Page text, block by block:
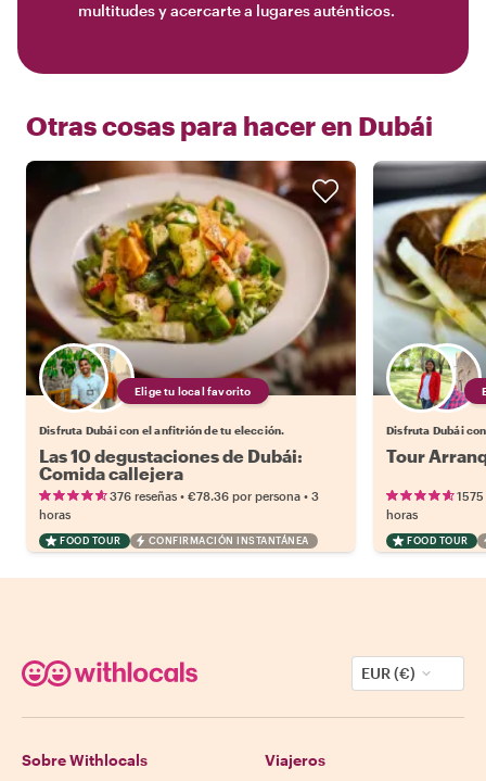
multitudes y acercarte a lugares auténticos.
Otras cosas para hacer en Dubái
Elige tu local favorito
Disfruta Dubái con el anfitrión de tu elección.
Las 10 degustaciones de Dubái:
Comida callejera
376 reseñas • €78.36 por persona • 3
horas
FOOD TOUR CONFIRMACIÓN INSTANTÁNEA
Disfruta Dubái
Tour
1575
horas
FOOD TOUR
EUR (€)
Sobre Withlocals Viajeros